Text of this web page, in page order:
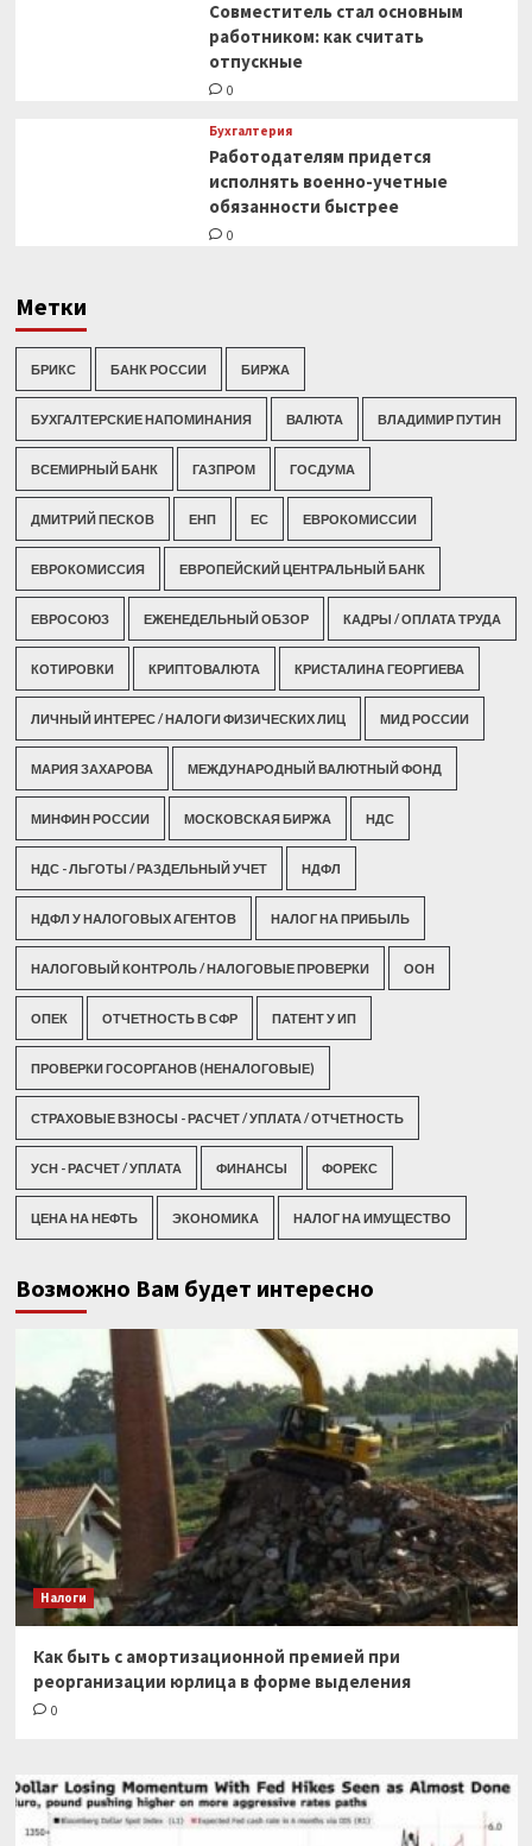
Совместитель стал основным
работником: как считать
отпускные
0
Бухгалтерия
Работодателям придется
исполнять военно-учетные
обязанности быстрее
0
Метки
БРИКС БАНК РОССИИ БИРЖА
БУХГАЛТЕРСКИЕ НАПОМИНАНИЯ ВАЛЮТА ВЛАДИМИР ПУТИН
ВСЕМИРНЫЙ БАНК ГАЗПРОМ ГОСДУМА
ДМИТРИЙ ПЕСКОВ ЕНП ЕС ЕВРОКОМИССИИ
ЕВРОКОМИССИЯ ЕВРОПЕЙСКИЙ ЦЕНТРАЛЬНЫЙ БАНК
ЕВРОСОЮЗ ЕЖЕНЕДЕЛЬНЫЙ ОБЗОР КАДРЫ / ОПЛАТА ТРУДА
КОТИРОВКИ КРИПТОВАЛЮТА КРИСТАЛИНА ГЕОРГИЕВА
ЛИЧНЫЙ ИНТЕРЕС / НАЛОГИ ФИЗИЧЕСКИХ ЛИЦ МИД РОССИИ
МАРИЯ ЗАХАРОВА МЕЖДУНАРОДНЫЙ ВАЛЮТНЫЙ ФОНД
МИНФИН РОССИИ МОСКОВСКАЯ БИРЖА НДС
НДС - ЛЬГОТЫ / РАЗДЕЛЬНЫЙ УЧЕТ НДФЛ
НДФЛ У НАЛОГОВЫХ АГЕНТОВ НАЛОГ НА ПРИБЫЛЬ
НАЛОГОВЫЙ КОНТРОЛЬ / НАЛОГОВЫЕ ПРОВЕРКИ ООН
ОПЕК ОТЧЕТНОСТЬ В СФР ПАТЕНТ У ИП
ПРОВЕРКИ ГОСОРГАНОВ (НЕНАЛОГОВЫЕ)
СТРАХОВЫЕ ВЗНОСЫ - РАСЧЕТ / УПЛАТА / ОТЧЕТНОСТЬ
УСН - РАСЧЕТ / УПЛАТА ФИНАНСЫ ФОРЕКС
ЦЕНА НА НЕФТЬ ЭКОНОМИКА НАЛОГ НА ИМУЩЕСТВО
Возможно Вам будет интересно
Налоги
Как быть с амортизационной премией при
реорганизации юрлица в форме выделения
0